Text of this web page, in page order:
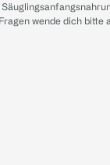
wende dich bitte